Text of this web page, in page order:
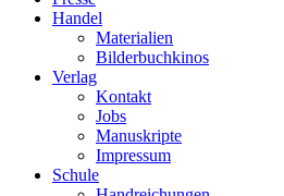
Handel
Materialien
Bilderbuchkinos
Verlag
Kontakt
Jobs
Manuskripte
Impressum
Schule